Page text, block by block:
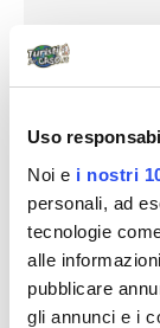
Uso
Noi e i nostri
personali, ad
tecnologie
alle
pubblicare
gli annunci e i
Destinazioni